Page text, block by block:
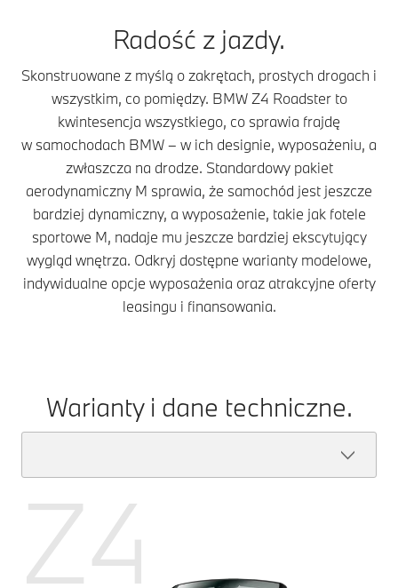
Radość z jazdy.
Skonstruowane z myślą o zakrętach, prostych drogach i
wszystkim, co pomiędzy. BMW Z4 Roadster to
kwintesencja wszystkiego, co sprawia frajdę
w samochodach BMW – w ich designie, wyposażeniu, a
zwłaszcza na drodze. Standardowy pakiet
aerodynamiczny M sprawia, że samochód jest jeszcze
bardziej dynamiczny, a wyposażenie, takie jak fotele
sportowe M, nadaje mu jeszcze bardziej ekscytujący
wygląd wnętrza. Odkryj dostępne warianty modelowe,
indywidualne opcje wyposażenia oraz atrakcyjne oferty
leasingu i finansowania.
Warianty i dane techniczne.
Z4